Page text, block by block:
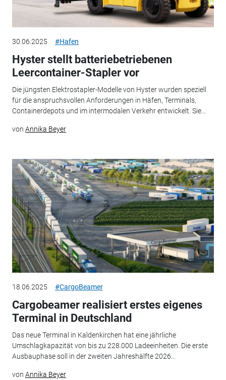
30.06.2025 #Hafen
Hyster stellt batteriebetriebenen
Leercontainer-Stapler vor
Die jüngsten Elektrostapler-Modelle von Hyster wurden speziell
für die anspruchsvollen Anforderungen in Häfen, Terminals,
Containerdepots und im intermodalen Verkehr entwickelt. Sie...
von Annika Beyer
18.06.2025 #CargoBeamer
Cargobeamer realisiert erstes eigenes
Terminal in Deutschland
Das neue Terminal in Kaldenkirchen hat eine jährliche
Umschlagkapazität von bis zu 228.000 Ladeeinheiten. Die erste
Ausbauphase soll in der zweiten Jahreshälfte 2026...
von Annika Beyer